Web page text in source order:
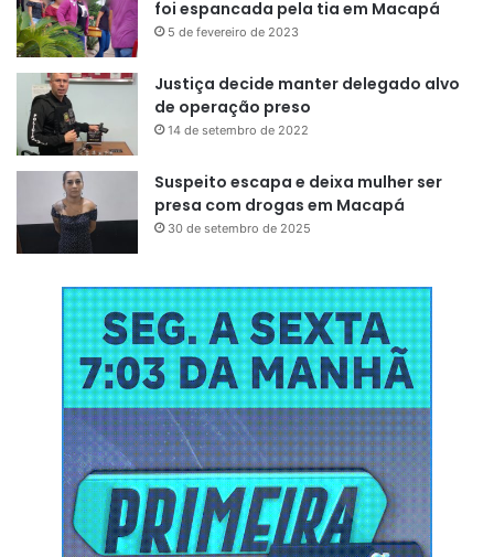
foi espancada pela tia em Macapá
5 de fevereiro de 2023
Justiça decide manter delegado alvo
de operação preso
14 de setembro de 2022
Suspeito escapa e deixa mulher ser
presa com drogas em Macapá
30 de setembro de 2025